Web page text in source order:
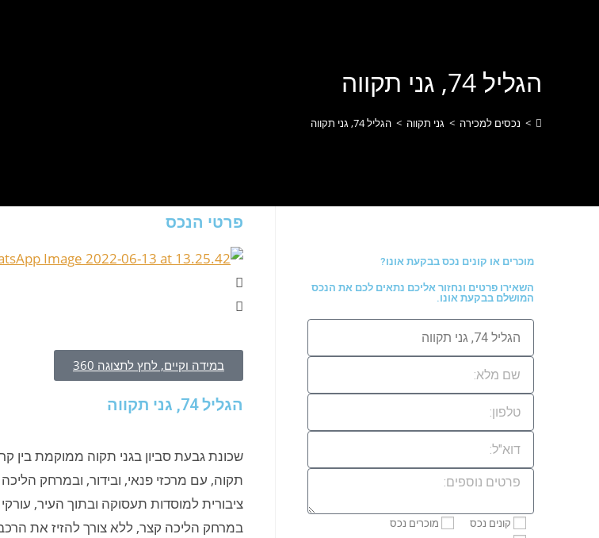
הגליל 74, גני תקווה
> נכסים למכירה > גני תקווה > הגליל 74, גני תקווה
פרטי הנכס
במידה וקיים, לחץ לתצוגה 360
הגליל 74, גני תקווה
שכונת גבעת סביון בגני תקוה ממוקמת בין
תקוה, עם מרכזי פנאי, ובידור, ובמרחק
במרחק הליכה קצר, ללא צורך להזיז את
מוכרים או קונים נכס בבקעת אונו?
השאירו פרטים ונחזור אליכם נתאים לכם את הנכס
המושלם בבקעת אונו.
קונים נכס מוכרים נכס